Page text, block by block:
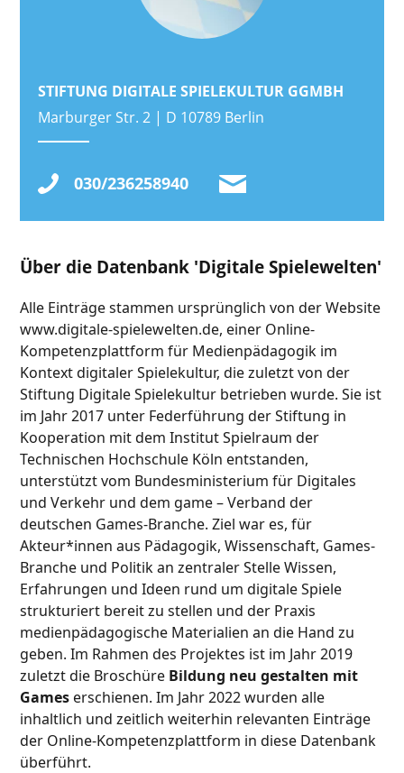
STIFTUNG DIGITALE SPIELEKULTUR GGMBH
Marburger Str. 2 | D 10789 Berlin
030/236258940
Über die Datenbank 'Digitale Spielewelten'
Alle Einträge stammen ursprünglich von der Website
www.digitale-spielewelten.de, einer Online-
Kompetenzplattform für Medienpädagogik im
Kontext digitaler Spielekultur, die zuletzt von der
Stiftung Digitale Spielekultur betrieben wurde. Sie ist
im Jahr 2017 unter Federführung der Stiftung in
Kooperation mit dem Institut Spielraum der
Technischen Hochschule Köln entstanden,
unterstützt vom Bundesministerium für Digitales
und Verkehr und dem game – Verband der
deutschen Games-Branche. Ziel war es, für
Akteur*innen aus Pädagogik, Wissenschaft, Games-
Branche und Politik an zentraler Stelle Wissen,
Erfahrungen und Ideen rund um digitale Spiele
strukturiert bereit zu stellen und der Praxis
medienpädagogische Materialien an die Hand zu
geben. Im Rahmen des Projektes ist im Jahr 2019
zuletzt die Broschüre Bildung neu gestalten mit
Games erschienen. Im Jahr 2022 wurden alle
inhaltlich und zeitlich weiterhin relevanten Einträge
der Online-Kompetenzplattform in diese Datenbank
überführt.